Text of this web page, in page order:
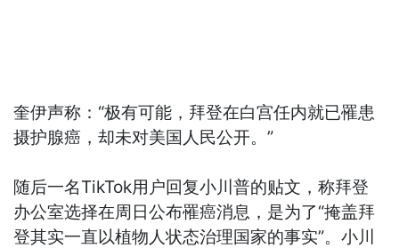
奎伊声称：“极有可能，拜登在白宫任内就已罹患
摄护腺癌，却未对美国人民公开。”
随后一名TikTok用户回复小川普的贴文，称拜登
办公室选择在周日公布罹癌消息，是为了“掩盖拜
登其实一直以植物人状态治理国家的事实”。小川